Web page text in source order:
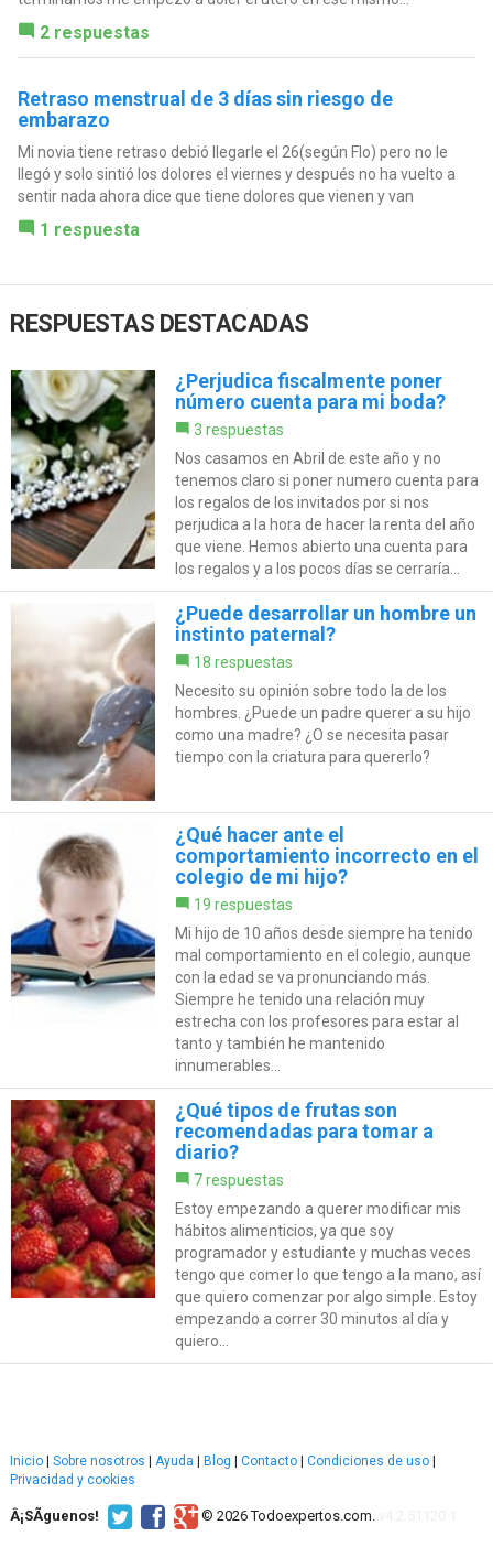
2 respuestas
Retraso menstrual de 3 días sin riesgo de
embarazo
Mi novia tiene retraso debió llegarle el 26(según Flo) pero no le
llegó y solo sintió los dolores el viernes y después no ha vuelto a
sentir nada ahora dice que tiene dolores que vienen y van
1 respuesta
RESPUESTAS DESTACADAS
¿Perjudica fiscalmente poner
número cuenta para mi boda?
3 respuestas
Nos casamos en Abril de este año y no
tenemos claro si poner numero cuenta para
los regalos de los invitados por si nos
perjudica a la hora de hacer la renta del año
que viene. Hemos abierto una cuenta para
los regalos y a los pocos días se cerraría...
¿Puede desarrollar un hombre un
instinto paternal?
18 respuestas
Necesito su opinión sobre todo la de los
hombres. ¿Puede un padre querer a su hijo
como una madre? ¿O se necesita pasar
tiempo con la criatura para quererlo?
¿Qué hacer ante el
comportamiento incorrecto en el
colegio de mi hijo?
19 respuestas
Mi hijo de 10 años desde siempre ha tenido
mal comportamiento en el colegio, aunque
con la edad se va pronunciando más.
Siempre he tenido una relación muy
estrecha con los profesores para estar al
tanto y también he mantenido
innumerables...
¿Qué tipos de frutas son
recomendadas para tomar a
diario?
7 respuestas
Estoy empezando a querer modificar mis
hábitos alimenticios, ya que soy
programador y estudiante y muchas veces
tengo que comer lo que tengo a la mano, así
que quiero comenzar por algo simple. Estoy
empezando a correr 30 minutos al día y
quiero...
Inicio Sobre nosotros Ayuda Blog Contacto Condiciones de uso
Privacidad y cookies
Â¡SÃ­guenos! © 2026 Todoexpertos.com.